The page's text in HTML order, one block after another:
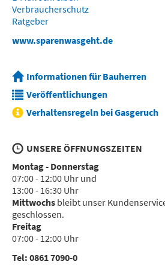
Verbraucherschutz
Ratgeber
www.sparenwasgeht.de
Informationen für Bauherren
Veröffentlichungen
Verhaltensregeln bei Gasgeruch
UNSERE ÖFFNUNGSZEITEN
Montag - Donnerstag
07:00 - 12:00 Uhr und
13:00 - 16:30 Uhr
Mittwochs bleibt unser
geschlossen.
Freitag
07:00 - 12:00 Uhr
Tel: 0861 7090-0